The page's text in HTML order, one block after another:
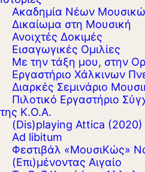
Ακαδημία Νέων
Δικαίωμα στη Μουσική
Ανοιχτές Δοκιμές
Εισαγωγικές Ομιλίες
Με την τάξη μου, στην
Εργαστήριo Χάλκινων
Διαρκές Σεμινάριο
Πιλοτικό Εργαστήριο
της Κ.Ο.Α.
(Dis)playing Attica (2020)
Ad libitum
Φεστιβάλ «ΜουσιΚώς»
(Επι)μένοντας Αιγαίο
του στο YouTube.
Κυρ. 13 Σεπτεμβρίου
Κέντρο Πολιτισμού